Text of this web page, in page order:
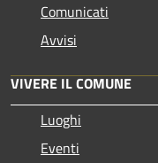
Comunicati
Avvisi
VIVERE IL COMUNE
Luoghi
Eventi